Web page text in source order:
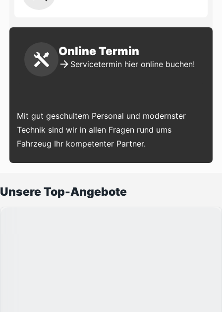
Online Termin
Servicetermin hier online buchen!
Mit gut geschultem Personal und modernster
Technik sind wir in allen Fragen rund ums
Fahrzeug Ihr kompetenter Partner.
Unsere Top-Angebote